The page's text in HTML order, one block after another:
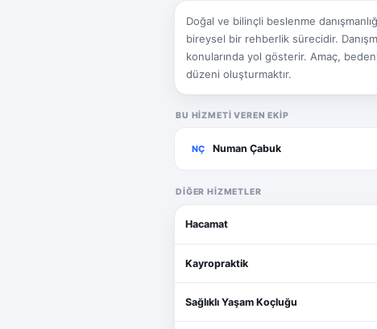
Doğal ve bilinçli beslenme
bireysel bir rehberlik sürecidir.
konularında yol gösterir. Amaç,
düzeni oluşturmaktır.
BU HIZMETI VEREN EKIP
NÇ Numan Çabuk
DIĞER HIZMETLER
Hacamat
Kayropraktik
Sağlıklı Yaşam Koçluğu